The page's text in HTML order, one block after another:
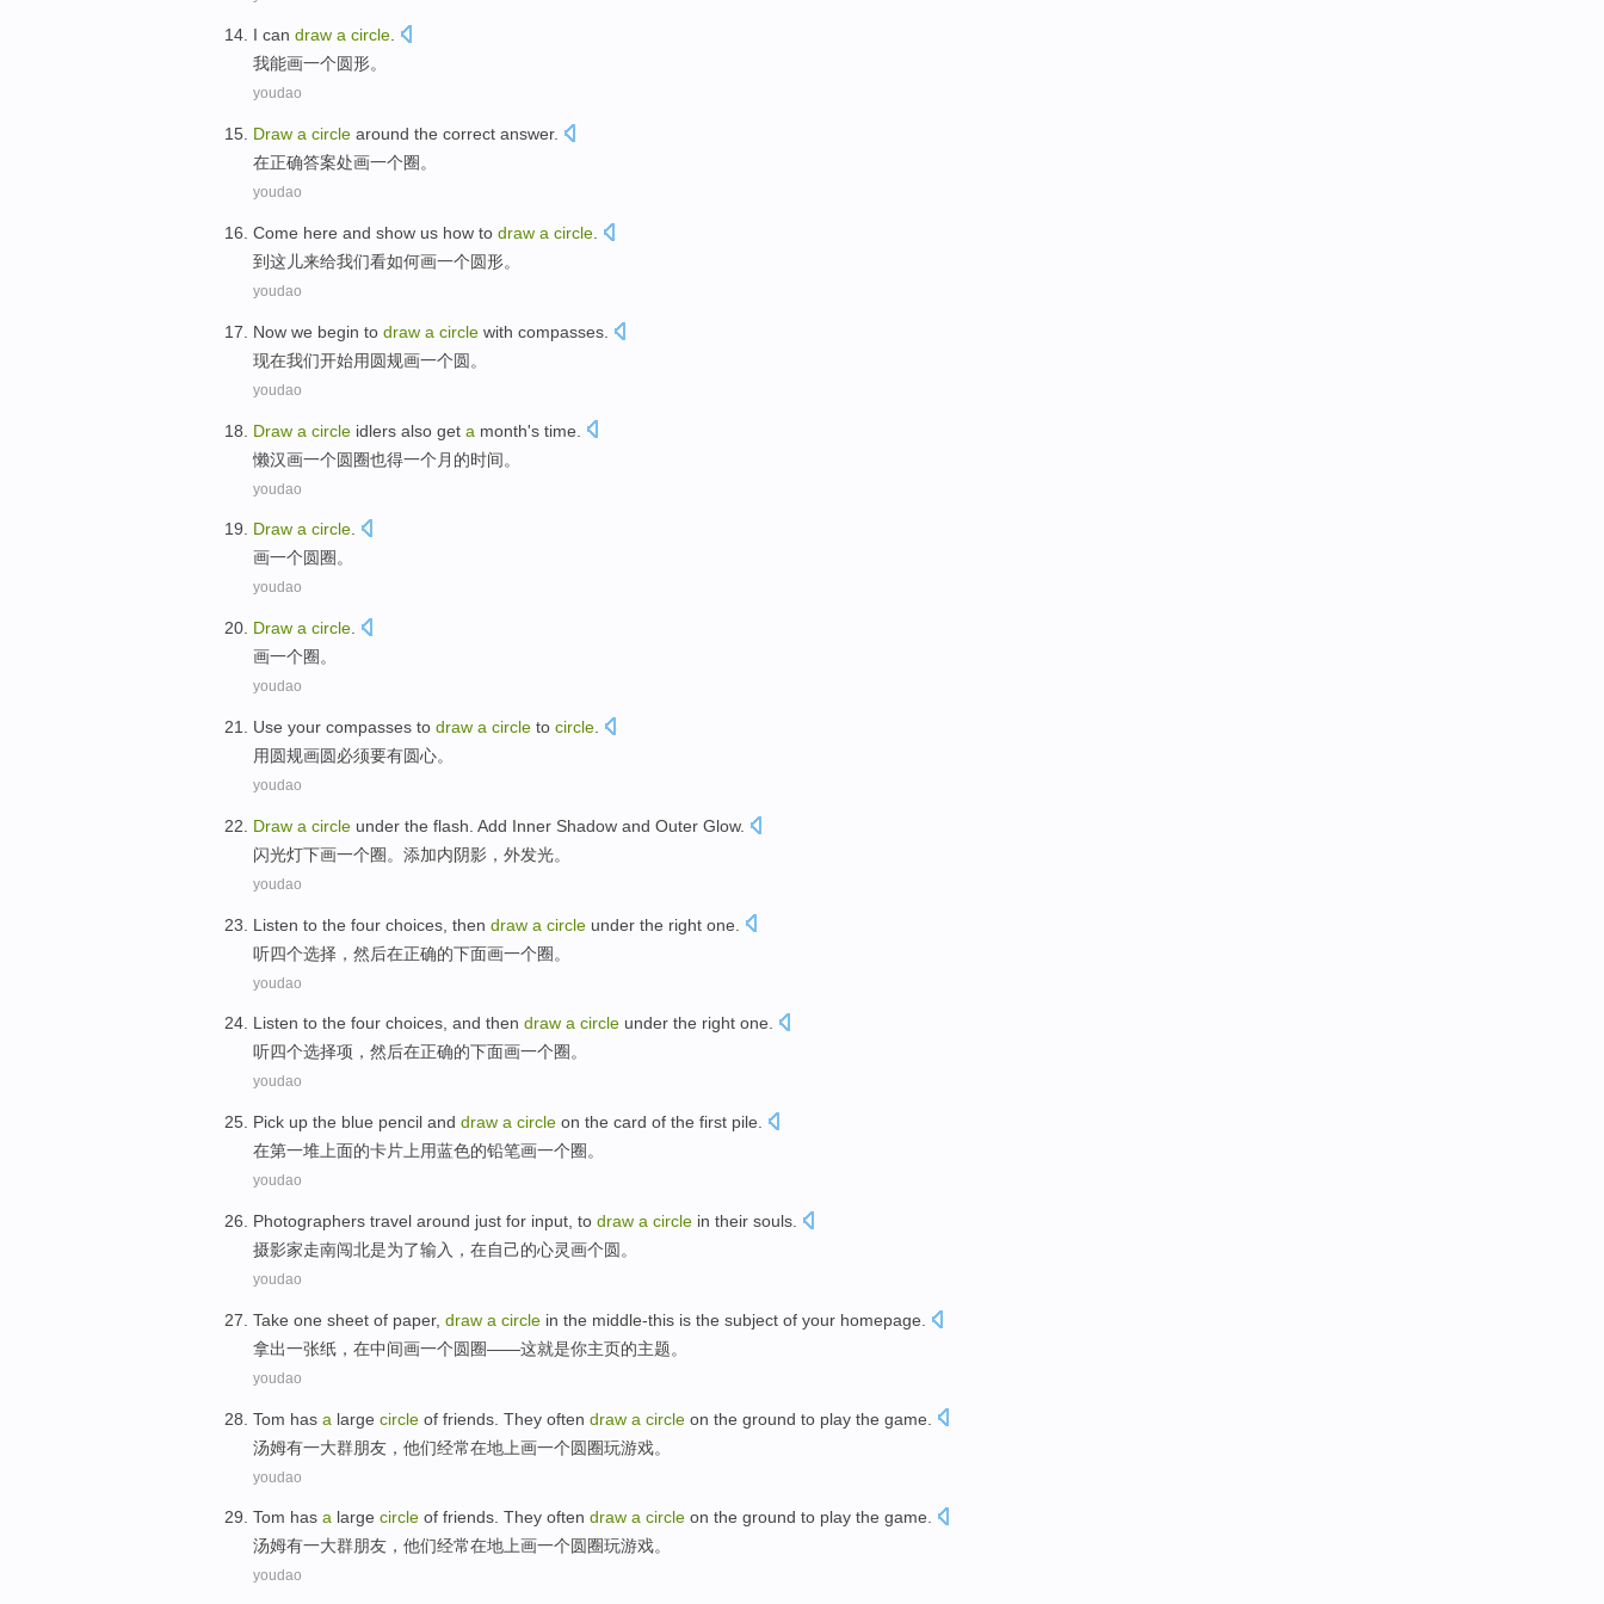
I can draw a circle.
我能画一个圆形。
youdao
Draw a circle around the correct answer.
在正确答案处画一个圈 。
youdao
Come here and show us how to draw a circle
到这儿来给我们看如何画一个圆形。
youdao
Now we begin to draw a circle with compasses
现在我们开始用圆规画一个圆 。
youdao
Draw a circle idlers also get a month's time
懒汉画一个圆圈也得一个 月 的时间。
youdao
Draw a circle.
画一个圆圈。
youdao
Draw a circle
画一个圈 。
youdao
Use your compasses to draw a circle to circle
用圆规画圆必须要有圆心。
youdao
Draw a circle under the flash Add Inner Shadow and Outer Glow.
闪光灯下画一个圈 。 添加内阴影 ， 外发光。
youdao
Listen to the four choices then draw a circle under the right one
听四个选择 ， 然后在正确的下面画一个圈。
youdao
Listen to the four choices, and then draw a circle under the right one.
听四个选择项 ， 然后在正确的下面画一个圈。
youdao
Pick up the blue pencil and draw a circle on the card of the first pile
在第一堆上面的卡片 上 用蓝色的铅笔画一个圈 。
youdao
Photographers travel around just for input , to draw a circle in their souls
摄影家走南闯北是为了输入 ， 在自己的心灵画个圆 。
youdao
Take one sheet of paper, draw a circle in the middle-this is the subject of your homepage
拿出一张纸 ， 在中间画一个圆圈——这就是你主页的主题。
youdao
Tom has a large circle of friends They often draw a circle on the ground to play the game
汤姆有一大群朋友 ， 他们经常在地上画一个圆圈玩游戏。
youdao
Tom has a large circle of friends. They often draw a circle on the ground to play the game.
汤姆有一大群朋友 ， 他们经常在地上画一个圆圈玩游戏。
youdao